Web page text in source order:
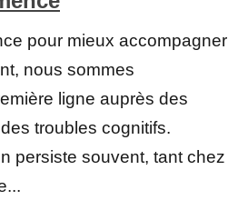
pour mieux accompagner
nous sommes
ligne auprès des
troubles cognitifs.
persiste souvent, tant chez